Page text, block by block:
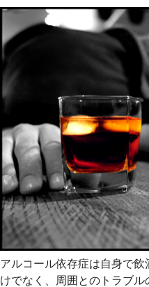
アルコール依存症は自身で
けでなく、周囲とのトラブ